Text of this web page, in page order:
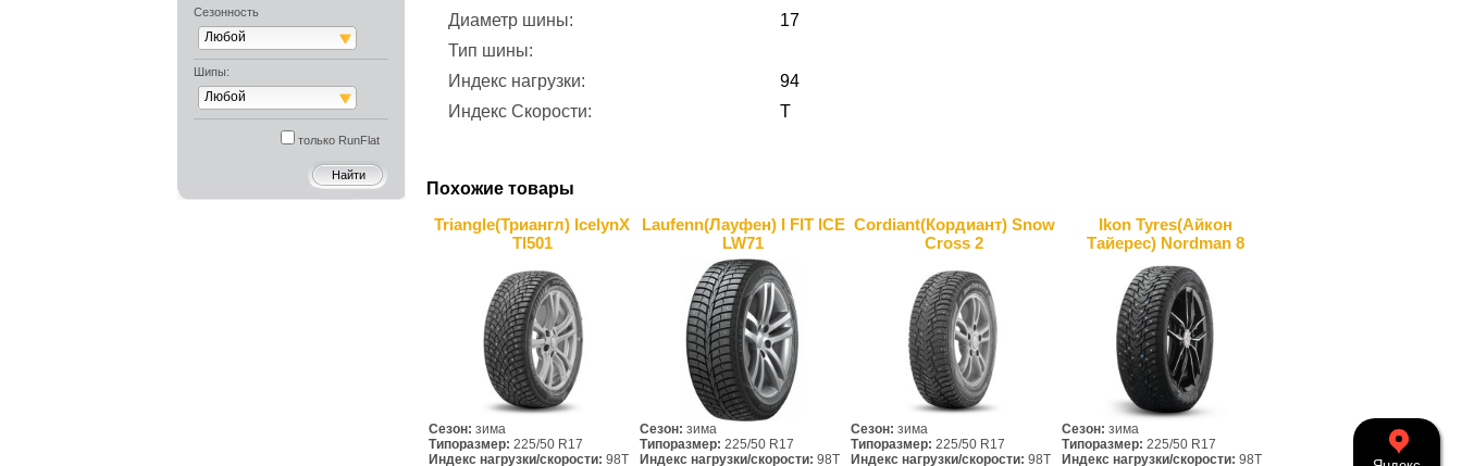
Сезонность
Любой
Шипы:
Любой
только RunFlat
Диаметр шины:
17
Тип шины:
Индекс нагрузки:
94
Индекс Скорости:
T
Похожие товары
Triangle(Триангл) IcelynX
TI501
Сезон: зима
Типоразмер: 225/50 R17
Индекс нагрузки/скорости: 98T
Laufenn(Лауфен) I FIT ICE
LW71
Сезон: зима
Типоразмер: 225/50 R17
Индекс нагрузки/скорости: 98T
Cordiant(Кордиант) Snow
Cross 2
Сезон: зима
Типоразмер: 225/50 R17
Индекс нагрузки/скорости: 98T
Ikon Tyres(Айкон
Тайерес) Nordman 8
Сезон: зима
Типоразмер: 225/50 R17
Индекс нагрузки/скорости: 98T